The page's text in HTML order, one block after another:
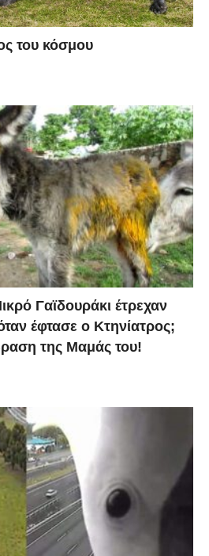
του κόσμου
Γαϊδουράκι έτρεχαν
έφτασε ο Κτηνίατρος;
της Μαμάς του!